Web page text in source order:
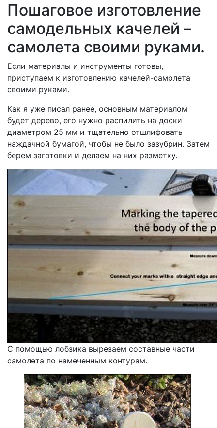
Пошаговое изготовление
самодельных качелей –
самолета своими руками.
Если материалы и инструменты готовы,
приступаем к изготовлению качелей-самолета
своими руками.
Как я уже писал ранее, основным материалом
будет дерево, его нужно распилить на доски
диаметром 25 мм и тщательно отшлифовать
наждачной бумагой, чтобы не было зазубрин. Затем
берем заготовки и делаем на них разметку.
С помощью лобзика вырезаем составные части
самолета по намеченным контурам.